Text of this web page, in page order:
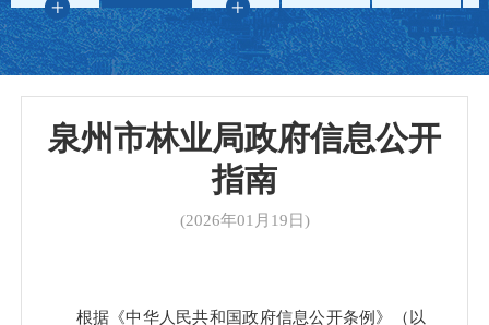
泉州市林业局政府信息公开
指南
(2026年01月19日)
根据《中华人民共和国政府信息公开条例》（以